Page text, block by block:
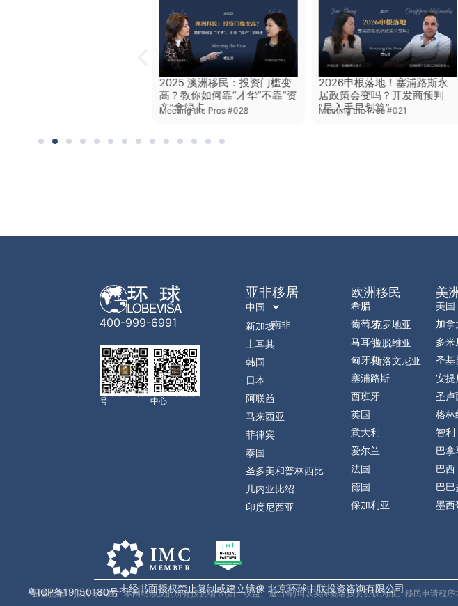
2025 澳洲移民：投资门槛变
高？教你如何靠“才华”不靠“资
产”拿绿卡
Meeting the Pros #028
2026申根落地！塞浦路斯永
居政策会变吗？开发商预判
“早入手早划算”
Meeting the Pros #021
400-999-6991
环球移民订阅
号
环球出国会员
中心
亚非移居
中国
新加坡
土耳其
韩国
日本
阿联酋
马来西亚
菲律宾
泰国
圣多美和普林西比
几内亚比绍
印度尼西亚
南非
欧洲移民
希腊
葡萄牙
马耳他
匈牙利
塞浦路斯
西班牙
英国
意大利
爱尔兰
法国
德国
保加利亚
克罗地亚
拉脱维亚
斯洛文尼亚
美
美国
加拿
多米
圣基
安提
圣卢
格林
智利
巴拿
巴西
巴巴
墨西
粤ICP备19150180号未经书面授权禁止复制或建立镜像 北京环球中联投资咨询有限公司
*温馨提醒：投资有风险。本网站涉及的所有投资细节(如：收益、退出等)均以实际签署投资协议为准。移民申请程序